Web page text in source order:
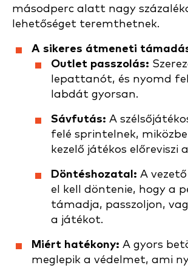
másodperc alatt nagy
lehetőséget teremthetnek.
A sikeres átmeneti
Outlet passzolás:
lepattanót, és nyomd
labdát gyorsan.
Sávfutás: A
felé sprintelnek,
kezelő játékos előreviszi
Döntéshozatal: A
el kell döntenie, hogy a
támadja, passzoljon,
a játékot.
Miért hatékony: A gyors
meglepik a védelmet, ami